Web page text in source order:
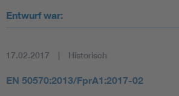
Entwurf war:
17.02.2017 Historisch
EN 50570:2013/FprA1:2017-02